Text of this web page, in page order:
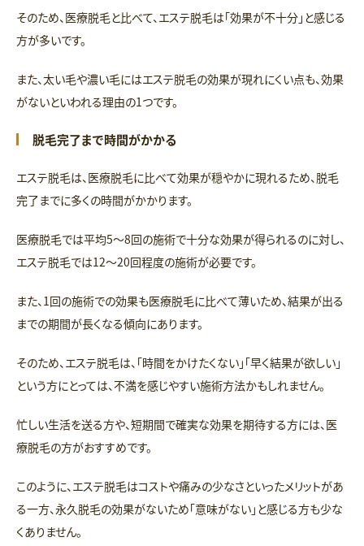
そのため、医療脱毛と比べて、エステ脱毛は「効果が不十分」と感じる
方が多いです。
また、太い毛や濃い毛にはエステ脱毛の効果が現れにくい点も、効果
がないといわれる理由の1つです。
脱毛完了まで時間がかかる
エステ脱毛は、医療脱毛に比べて効果が穏やかに現れるため、脱毛
完了までに多くの時間がかかります。
医療脱毛では平均5〜8回の施術で十分な効果が得られるのに対し、
エステ脱毛では12〜20回程度の施術が必要です。
また、1回の施術での効果も医療脱毛に比べて薄いため、結果が出る
までの期間が長くなる傾向にあります。
そのため、エステ脱毛は、「時間をかけたくない」「早く結果が欲しい」
という方にとっては、不満を感じやすい施術方法かもしれません。
忙しい生活を送る方や、短期間で確実な効果を期待する方には、医
療脱毛の方がおすすめです。
このように、エステ脱毛はコストや痛みの少なさといったメリットがあ
る一方、永久脱毛の効果がないため「意味がない」と感じる方も少な
くありません。